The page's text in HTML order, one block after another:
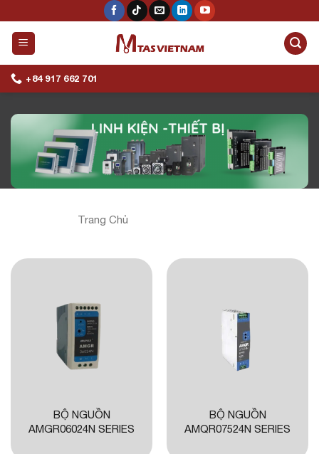
to
content
+84 917 662 701
Trang Chủ
BỘ NGUỒN
AMGR06024N SERIES
BỘ NGUỒN
AMQR07524N SERIES